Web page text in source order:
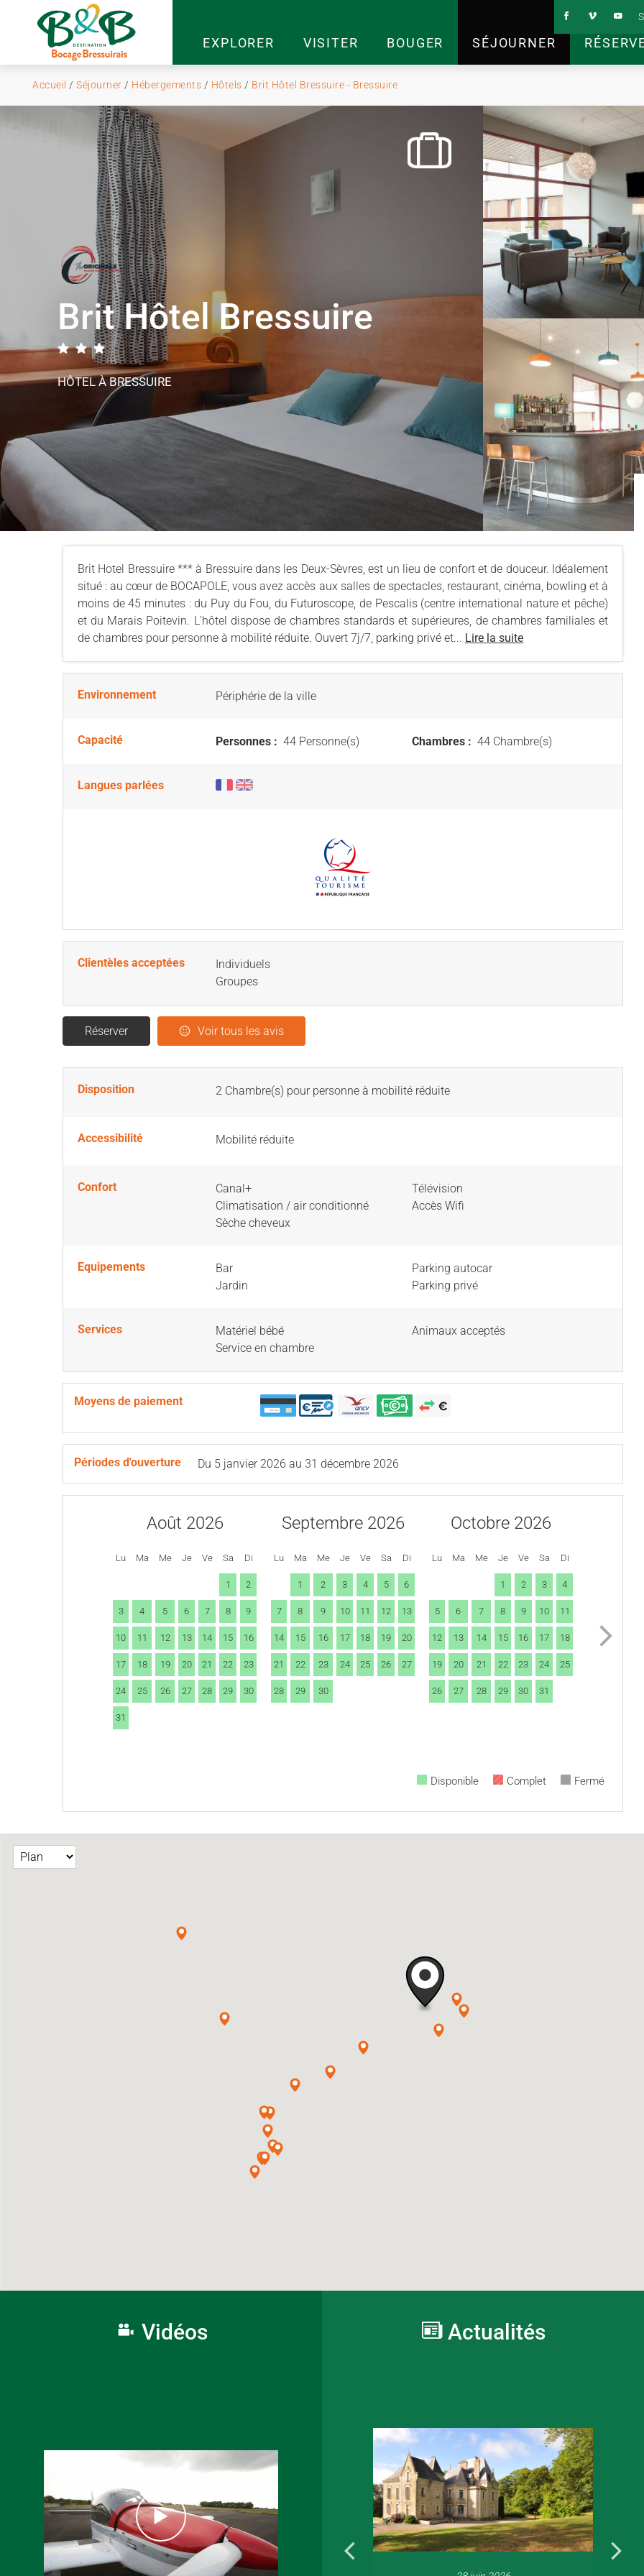
EXPLORER VISITER BOUGER SÉJOURNER
Accueil / Séjourner / Hébergements / Hôtels / Brit Hôtel Bressuire - Bressuire
Brit Hôtel Bressuire
HÔTELÀ BRESSUIRE
Brit Hotel Bressuire *** à Bressuire dans les Deux-Sèvres, est un lieu de confort et de douceur. Idéalement
situé : au cœur de BOCAPOLE, vous avez accès aux salles de spectacles, restaurant, cinéma, bowling et à
moins de 45 minutes : du Puy du Fou, du Futuroscope, de Pescalis (centre international nature et pêche)
et du Marais Poitevin. L'hôtel dispose de chambres standards et supérieures, de chambres familiales et
de chambres pour personne à mobilité réduite. Ouvert 7j/7, parking privé et... Lire la suite
Environnement Périphérie de la ville
Capacité Personnes : 44 Personne(s) Chambres : 44 Chambre(s)
Langues parlées
Clientèles acceptées
Individuels
Groupes
Réserver Voir tous les avis
Disposition 2 Chambre(s) pour personne à mobilité réduite
Accessibilité Mobilité réduite
Confort
Canal+
Climatisation / air conditionné
Sèche cheveux
Télévision
Accès Wifi
Equipements
Bar
Jardin
Parking autocar
Parking privé
Services
Matériel bébé
Service en chambre
Animaux acceptés
Moyens de paiement
Périodes d'ouverture Du 5 janvier 2026 au 31 décembre 2026
Août 2026
Lu Ma Me Je Ve Sa Di
1 2
3 4 5 6 7 8 9
10 11 12 13 14 15 16
17 18 19 20 21 22 23
24 25 26 27 28 29 30
31
Septembre 2026
Lu Ma Me Je Ve Sa Di
1 2 3 4 5 6
7 8 9 10 11 12 13
14 15 16 17 18 19 20
21 22 23 24 25 26 27
28 29 30
Octobre 2026
Lu Ma Me Je Ve Sa Di
1 2 3 4
5 6 7 8 9 10 11
12 13 14 15 16 17 18
19 20 21 22 23 24 25
26 27 28 29 30 31
Disponible Complet Fermé
Vidéos Actualités